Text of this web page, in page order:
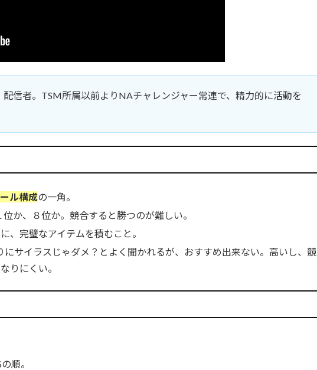
信者。TSM所属以前よりNAチャレンジャー常連で、精力的に活動を
ル構成の一角。
か、８位か。競合すると勝つのが難しい。
、完璧なアイテムを積むこと。
にサイラスじゃダメ？とよく聞かれるが、おすすめ出来ない。高いし、競
りにくい。
順。